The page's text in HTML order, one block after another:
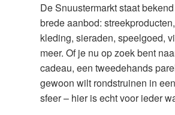
De Snuustermarkt staat
brede aanbod:
kleding, sieraden, speelgoed,
meer. Of je nu op zoek bent
cadeau, een tweedehands
gewoon wilt rondstruinen in
sfeer – hier is echt voor ieder